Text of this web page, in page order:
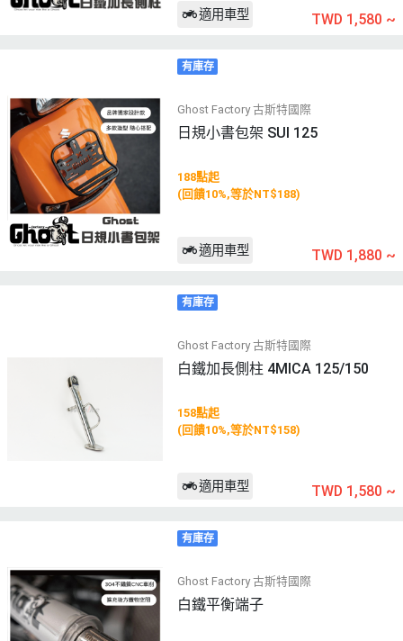
適用車型 TWD 1,580 ~
有庫存
Ghost Factory 古斯特國際
日規小書包架 SUI 125
188點起
(回饋10%,等於NT$188)
適用車型 TWD 1,880 ~
有庫存
Ghost Factory 古斯特國際
白鐵加長側柱 4MICA 125/150
158點起
(回饋10%,等於NT$158)
適用車型 TWD 1,580 ~
有庫存
Ghost Factory 古斯特國際
白鐵平衡端子